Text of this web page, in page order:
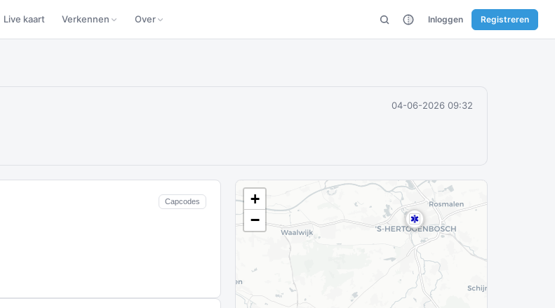
Live kaart Verkennen Over Inloggen Registreren
04-06-2026 09:32
Capcodes
+
−